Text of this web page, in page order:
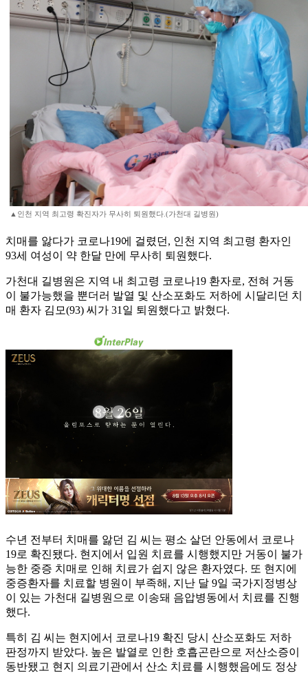
▲인천 지역 최고령 확진자가 무사히 퇴원했다.(가천대 길병원)
치매를 앓다가 코로나19에 걸렸던, 인천 지역 최고령 환자인
93세 여성이 약 한달 만에 무사히 퇴원했다.
가천대 길병원은 지역 내 최고령 코로나19 환자로, 전혀 거동
이 불가능했을 뿐더러 발열 및 산소포화도 저하에 시달리던 치
매 환자 김모(93) 씨가 31일 퇴원했다고 밝혔다.
수년 전부터 치매를 앓던 김 씨는 평소 살던 안동에서 코로나
19로 확진됐다. 현지에서 입원 치료를 시행했지만 거동이 불가
능한 중증 치매로 인해 치료가 쉽지 않은 환자였다. 또 현지에
중증환자를 치료할 병원이 부족해, 지난 달 9일 국가지정병상
이 있는 가천대 길병원으로 이송돼 음압병동에서 치료를 진행
했다.
특히 김 씨는 현지에서 코로나19 확진 당시 산소포화도 저하
판정까지 받았다. 높은 발열로 인한 호흡곤란으로 저산소증이
동반됐고 현지 의료기관에서 산소 치료를 시행했음에도 정상